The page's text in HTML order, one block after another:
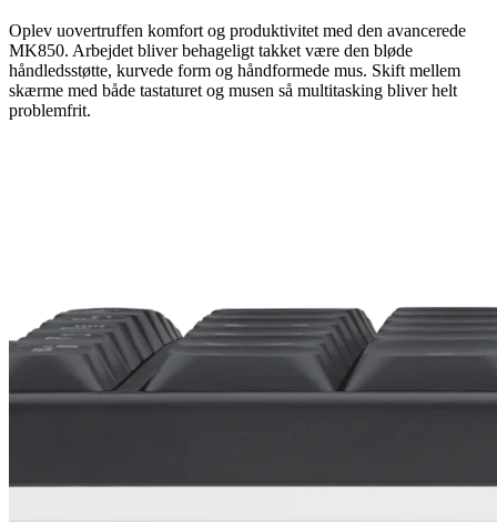
Oplev uovertruffen komfort og produktivitet med den avancerede
MK850. Arbejdet bliver behageligt takket være den bløde
håndledsstøtte, kurvede form og håndformede mus. Skift mellem
skærme med både tastaturet og musen så multitasking bliver helt
problemfrit.